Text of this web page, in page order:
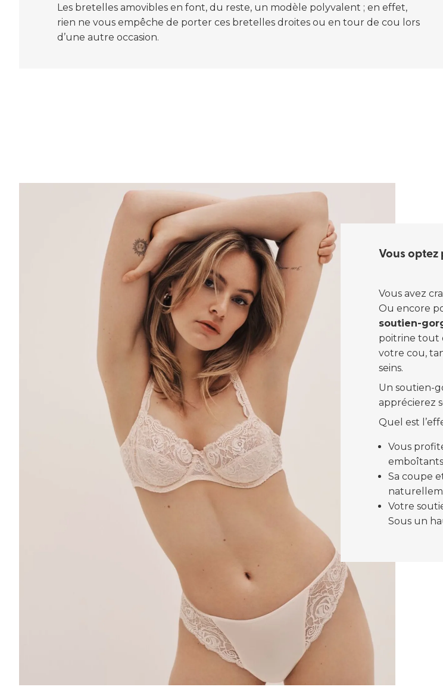
Les bretelles amovibles en font, du reste, un modèle polyvalent ; en effet,
rien ne vous empêche de porter ces bretelles droites ou en tour de cou lors
d’une autre occasion.
Vous
Vous avez
Ou encore
soutien-
poitrine tout
votre cou,
seins.
Un soutien-
apprécierez
Quel est
Vous
Sa coupe
Votre
Sous un